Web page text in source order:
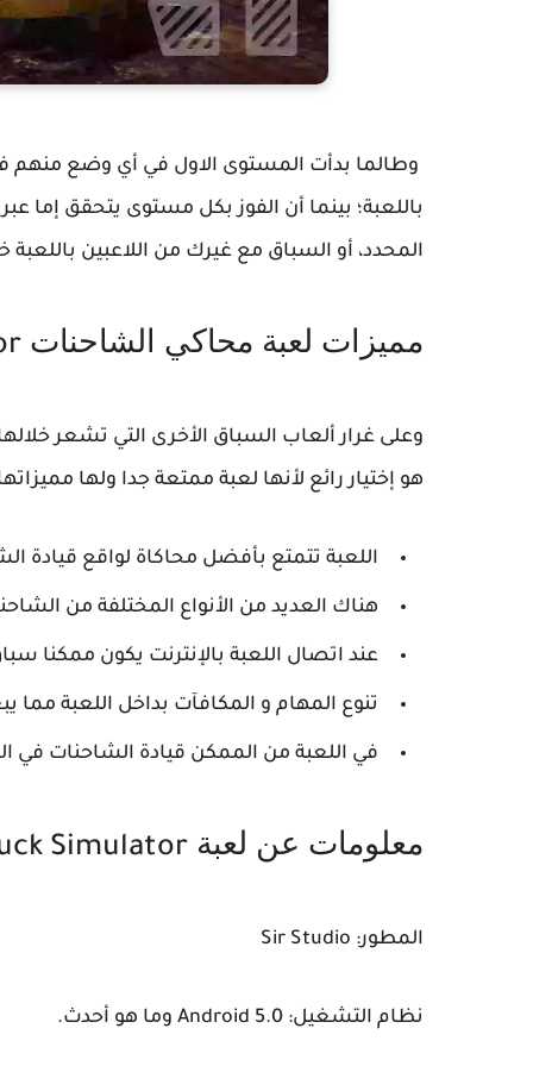
وطالما بدأت المستوى الاول في أي وضع منهم
باللعبة؛ بينما أن الفوز بكل مستوى يتحقق إما
المحدد، أو السباق مع غيرك من اللاعبين
مميزات لعبة محاكي الشاحنات
وعلى غرار ألعاب السباق الأخرى التي تشعر
هو إختيار رائع لأنها لعبة ممتعة جدا ولها
اللعبة تتمتع بأفضل محاكاة لواقع قيادة
هناك العديد من الأنواع المختلفة من
عند اتصال اللعبة بالإنترنت يكون ممكنا
تنوع المهام و المكافآت بداخل اللعبة مما
في اللعبة من الممكن قيادة الشاحنات في
معلومات عن لعبة Simulator
المطور: Sir Studio
نظام التشغيل: وما هو أحدث.